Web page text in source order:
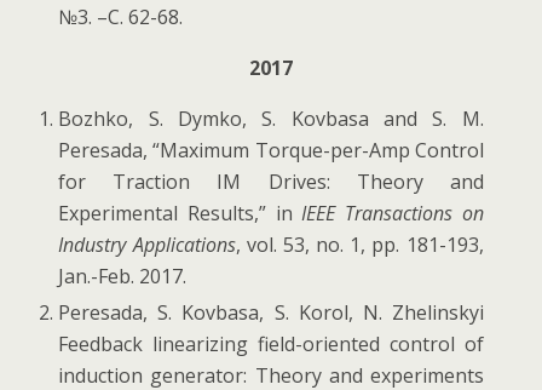
№3. –С. 62-68.
2017
Bozhko, S. Dymko, S. Kovbasa and S. M.
Peresada, “Maximum Torque-per-Amp Control
for Traction IM Drives: Theory and
Experimental Results,” inIEEE Transactions on
Industry Applications, vol. 53, no. 1, pp. 181-193,
Jan.-Feb. 2017.
Peresada, S. Kovbasa, S. Korol, N. Zhelinskyi
Feedback linearizing field-oriented control of
induction generator: Theory and experiments